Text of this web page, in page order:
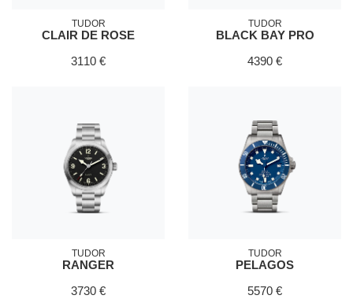
TUDOR
CLAIR DE ROSE
3110 €
TUDOR
BLACK BAY PRO
4390 €
TUDOR
RANGER
3730 €
TUDOR
PELAGOS
5570 €